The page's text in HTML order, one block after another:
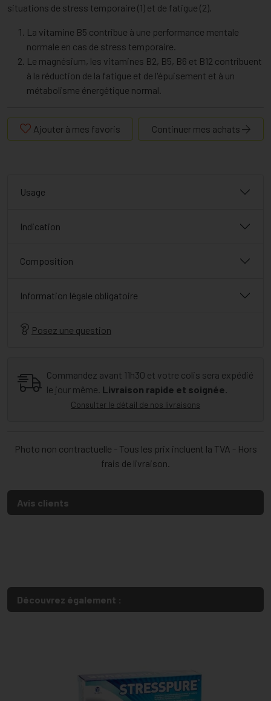
situations de stress temporaire (1) et de fatigue (2).
La vitamine B5 contribue à une performance mentale
normale en cas de stress temporaire.
Le magnésium, les vitamines B2, B5, B6 et B12 contribuent
à la réduction de la fatigue et de l'épuisement et à un
métabolisme énergétique normal.
Ajouter à mes favoris Continuer mes achats
Usage
Indication
Composition
Information légale obligatoire
Posez une question
Commandez avant 11h30 et votre colis sera expédié
le jour même. Livraison rapide et soignée.
Consulter le détail de nos livraisons
Photo non contractuelle - Tous les prix incluent la TVA - Hors
frais de livraison.
Avis clients
Découvrez également :